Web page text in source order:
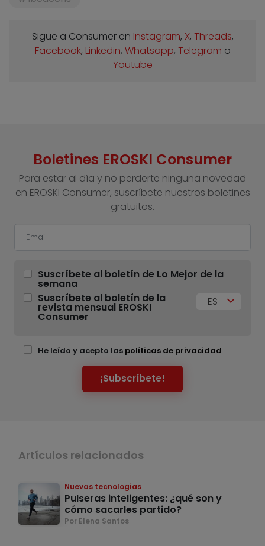
Sigue a Consumer en Instagram, X, Threads,
Facebook, Linkedin, Whatsapp, Telegram o
Youtube
Boletines EROSKI Consumer
Para estar al día y no perderte ninguna novedad
en EROSKI Consumer, suscríbete nuestros boletines
gratuitos.
Suscríbete al boletín de Lo Mejor de la
semana
Suscríbete al boletín de la
revista mensual EROSKI
Consumer
ES
He leído y acepto las políticas de privacidad
¡Subscríbete!
Artículos relacionados
Nuevas tecnologías
Pulseras inteligentes: ¿qué son y
cómo sacarles partido?
Por Elena Santos